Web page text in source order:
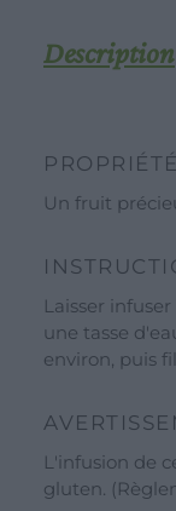
ZONE DU
ZONE
Idées de
Nos marques
Voir toutes nos
Ligne Erbalis
Ligne Terrae
Description
Un fruit
Laisser
une tasse
environ, puis
L'infusion de
gluten.